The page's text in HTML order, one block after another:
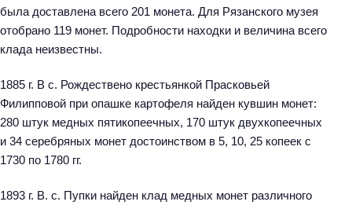
была доставлена всего 201 монета. Для Рязанского музея
отобрано 119 монет. Подробности находки и величина всего
клада неизвестны.
1885 г. В с. Рождествено крестьянкой Прасковьей
Филипповой при опашке картофеля найден кувшин монет:
280 штук медных пятикопеечных, 170 штук двухкопеечных
и 34 серебряных монет достоинством в 5, 10, 25 копеек с
1730 по 1780 гг.
1893 г. В. с. Пупки найден клад медных монет различного